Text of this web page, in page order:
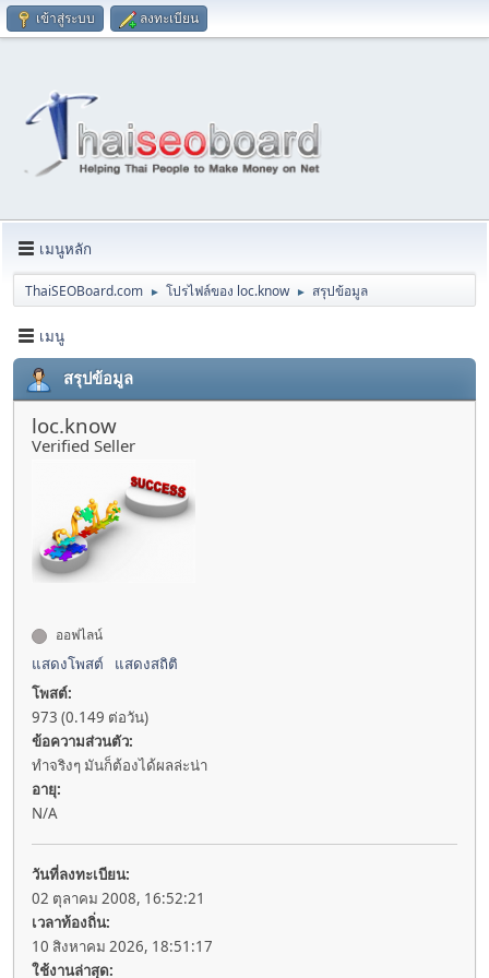
เข้าสู่ระบบ ลงทะเบียน
เมนูหลัก
ThaiSEOBoard.com ► โปรไฟล์ของ loc.know ► สรุปข้อมูล
เมนู
สรุปข้อมูล
loc.know
Verified Seller
ออฟไลน์
แสดงโพสต์
แสดงสถิติ
โพสต์:
973 (0.149 ต่อวัน)
ข้อความส่วนตัว:
ทำจริงๆ มันก็ต้องได้ผลล่ะน่า
อายุ:
N/A
วันที่ลงทะเบียน:
02 ตุลาคม 2008, 16:52:21
เวลาท้องถิ่น:
10 สิงหาคม 2026, 18:51:17
ใช้งานล่าสุด: